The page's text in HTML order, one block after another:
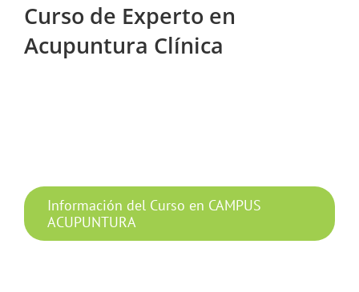
Curso de Experto en
Acupuntura Clínica
Información del Curso en CAMPUS
ACUPUNTURA